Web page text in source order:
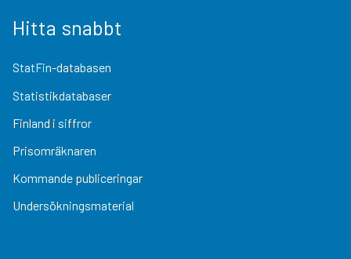
Hitta snabbt
StatFin-databasen
Statistikdatabaser
Finland i siffror
Prisomräknaren
Kommande publiceringar
Undersökningsmaterial